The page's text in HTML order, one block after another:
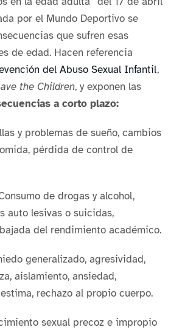
por el Mundo Deportivo se
que sufren esas
de edad. Hacen referencia
del Abuso Sexual Infantil,
the Children, y exponen las
a corto plazo:
y problemas de sueño, cambios
pérdida de control de
de drogas y alcohol,
auto lesivas o suicidas,
del rendimiento académico.
generalizado, agresividad,
aislamiento, ansiedad,
rechazo al propio cuerpo.
sexual precoz e impropio